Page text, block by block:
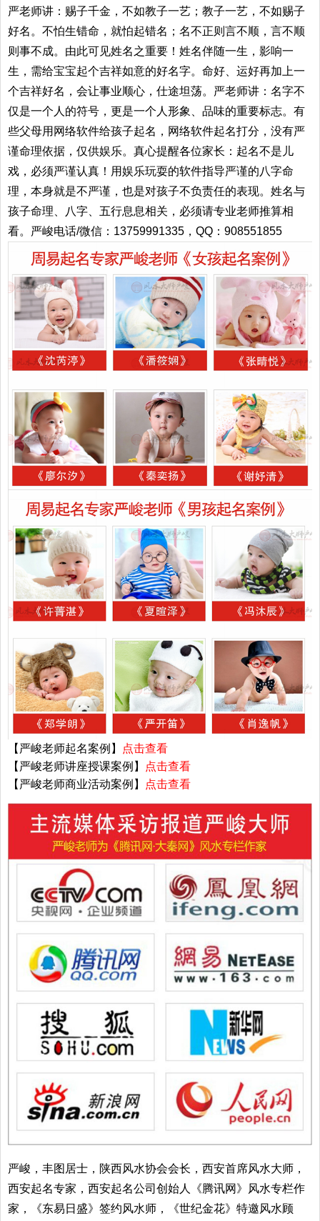
严老师讲：赐子千金，不如教子一艺；教子一艺，不如赐子
好名。不怕生错命，就怕起错名；名不正则言不顺，言不顺
则事不成。由此可见姓名之重要！姓名伴随一生，影响一
生，需给宝宝起个吉祥如意的好名字。命好、运好再加上一
个吉祥好名，会让事业顺心，仕途坦荡。严老师讲：名字不
仅是一个人的符号，更是一个人形象、品味的重要标志。有
些父母用网络软件给孩子起名，网络软件起名打分，没有严
谨命理依据，仅供娱乐。真心提醒各位家长：起名不是儿
戏，必须严谨认真！用娱乐玩耍的软件指导严谨的八字命
理，本身就是不严谨，也是对孩子不负责任的表现。姓名与
孩子命理、八字、五行息息相关，必须请专业老师推算相
看。严峻电话/微信：13759991335，QQ：908551855
【严峻老师起名案例】
点击查看
【严峻老师讲座授课案例】
点击查看
【严峻老师商业活动案例】
点击查看
严峻，丰图居士，陕西风水协会会长，西安首席风水大师，
西安起名专家，西安起名公司创始人《腾讯网》风水专栏作
家，《东易日盛》签约风水师，《世纪金花》特邀风水顾